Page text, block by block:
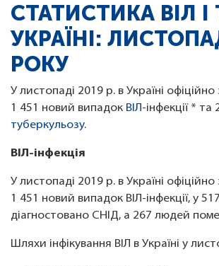
СТАТИСТИКА ВІЛ І
УКРАЇНІ:
РОКУ
У листопаді 2019 р. в Україні
1 451 новий випадок ВІЛ-інфекції * та
туберкульозу.
ВІЛ-інфекція
У листопаді 2019 р. в Україні
1 451 новий випадок ВІЛ-інфекції, у
діагностовано СНІД, а 267 людей
Шляхи інфікування ВІЛ в Україні у